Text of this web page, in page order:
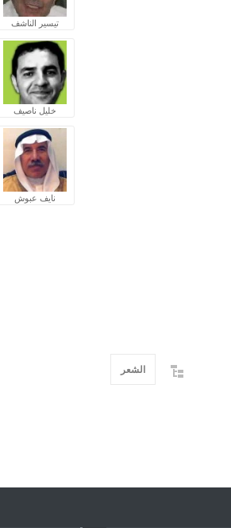
الشعر
تيسير الناشف
خليل ناصيف
نايف عبوش